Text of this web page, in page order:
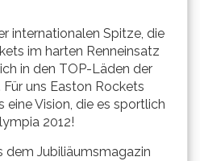
internationalen Spitze, die
im harten Renneinsatz
in den TOP-Läden der
uns Easton Rockets
eine Vision, die es sportlich
2012!
dem Jubiliäumsmagazin